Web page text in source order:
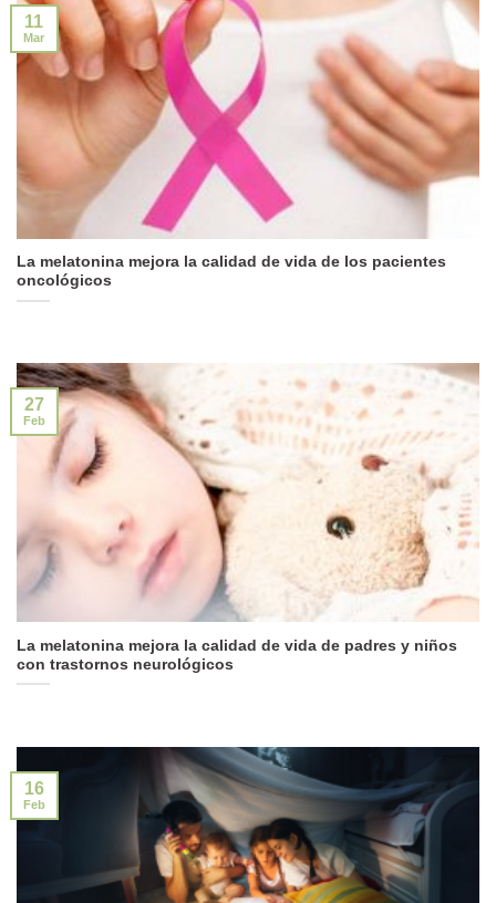
La melatonina mejora la calidad de vida de los pacientes
oncológicos
11
Mar
La melatonina mejora la calidad de vida de padres y niños
con trastornos neurológicos
27
Feb
16
Feb